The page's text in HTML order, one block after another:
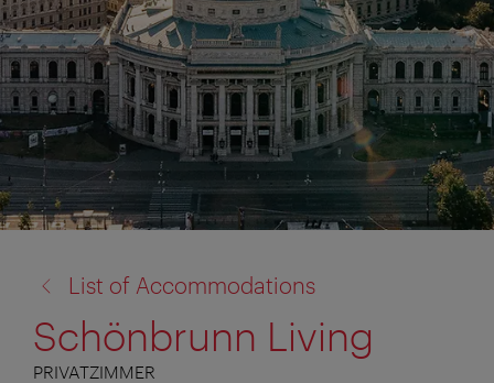
a:
List of Accommodations
Schönbrunn Living
PRIVATZIMMER